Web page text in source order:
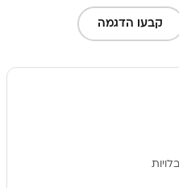
קבעו הדגמה